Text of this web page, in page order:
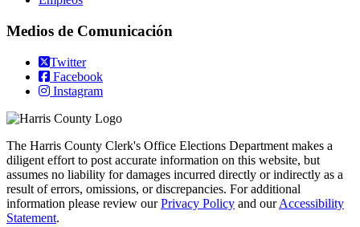
Medios de Comunicación
Twitter
Facebook
Instagram
The Harris County Clerk's Office Elections Department makes a
diligent effort to post accurate information on this website, but
assumes no liability for damages incurred directly or indirectly as a
result of errors, omissions, or discrepancies. For additional
information please review ourPrivacy Policy and ourAccessibility
Statement.